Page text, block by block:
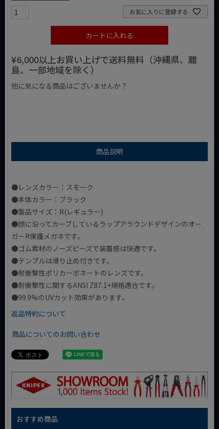
お気に入りに登録する
カートに入れる
¥6,000以上お買い上げで送料無料（沖縄県、離
島、一部地域を除く）
他に気になる商品はございませんか？
商品説明
●レンズカラー：スモーク
●本体カラー：ブラック
●製品サイズ：R(レギュラー)
●顔に沿ってカーブしているラップアラウンドデザインのオー
ガーR保護メガネです。
●ゴム素材のノーズピーズで装着感は快適です。
●テンプルは滑り止め付きです。
●耐衝撃性ポリカーボネートのレンズです。
●耐衝撃性に関するANSI Z87.1+規格適合です。
●99.9%のUVカット効果があります。
返品特約について
商品についてのお問い合わせ
おすすめ商品